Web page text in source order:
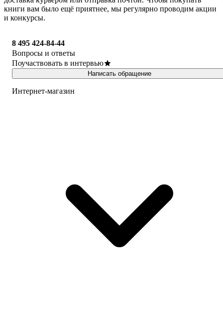
книги вам было ещё приятнее, мы регулярно проводим акции
и конкурсы.
8 495 424-84-44
Вопросы и ответы
Поучаствовать в интервью
Написать обращение
Интернет-магазин